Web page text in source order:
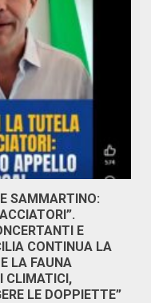
SAMMARTINO:
E
CONTINUA LA
LA FAUNA
CLIMATICI,
LE DOPPIETTE”